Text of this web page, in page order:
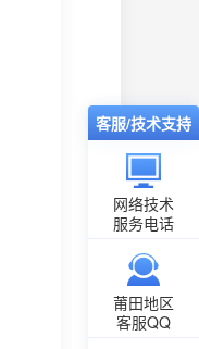
客服/技术支持
网络技术
服务电话
莆田地区
客服QQ